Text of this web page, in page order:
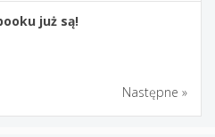
już są!
Następne »